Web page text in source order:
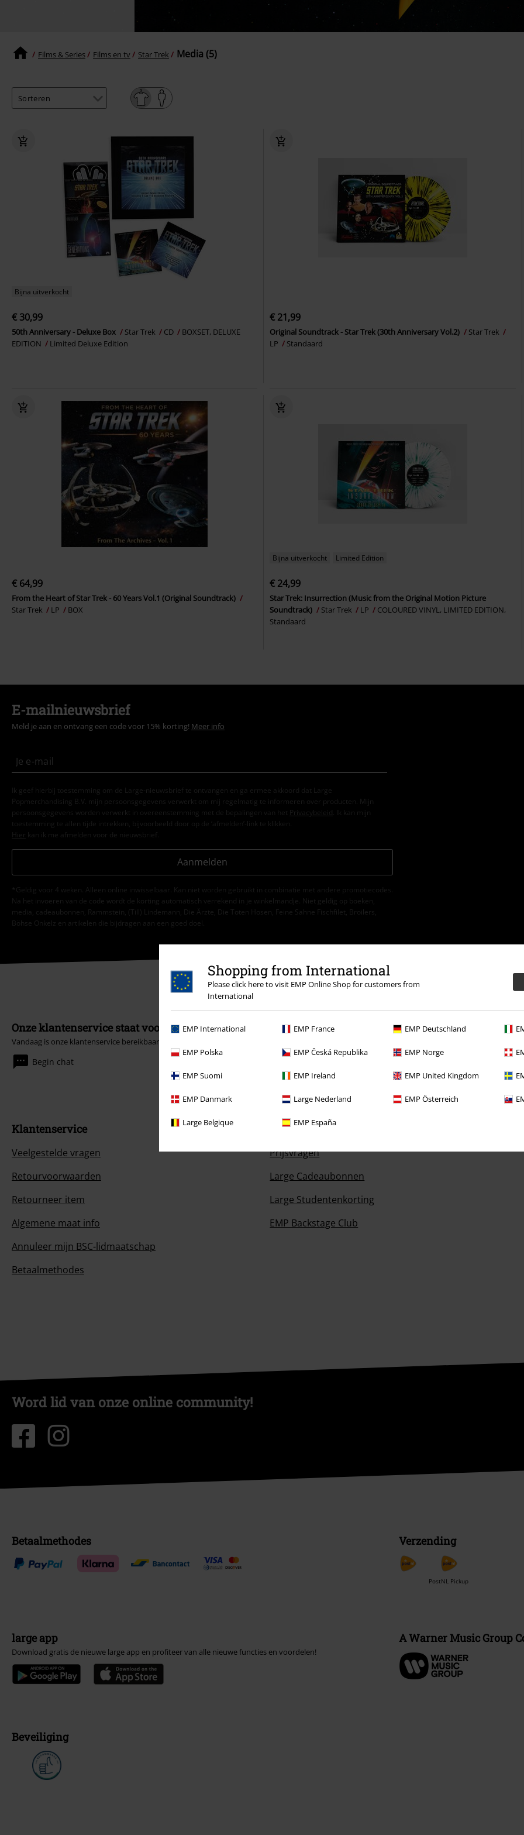
Shopping from International
Please click here to visit EMP Online Shop for customers from
International
EMP International EMP France EMP Deutschland
EMP Polska EMP Česká Republika EMP Norge
EMP Suomi EMP Ireland EMP United Kingdom
EMP Danmark Large Nederland EMP Österreich
Large Belgique EMP España
Films & Series Films en tv Star Trek Media (5)
Bijna uitverkocht
€ 30,99
50th Anniversary - Deluxe Box Star Trek CD
BOXSET, DELUXE
EDITION
Limited Deluxe Edition
€ 21,99
Original Soundtrack - Star Trek (30th Anniversary Vol.2)
Star Trek
LP
Standaard
€ 64,99
From the Heart of Star Trek - 60 Years Vol.1 (Original Soundtrack)
Star Trek
LP BOX
Bijna uitverkocht Limited Edition
€ 24,99
Star Trek: Insurrection (Music from the Original Motion Picture
Soundtrack)
Star Trek LP
COLOURED VINYL, LIMITED EDITION,
Standaard
E-mailnieuwsbrief
Meld je aan en ontvang een code voor 15% korting! Meer info
Ik geef hierbij toestemming om de Large-nieuwsbrief te ontvangen en ga ermee akkoord dat Large
Popmerchandising B.V. mijn persoonsgegevens verwerkt om mij regelmatig te informeren over producten. Mijn
persoonsgegevens worden verwerkt in overeenstemming met de bepalingen van het
Privacybeleid . Ik kan mijn
toestemming te allen tijde intrekken, bijvoorbeeld door op de ‘afmelden’-link te klikken.
Hier kan ik me afmelden voor de nieuwsbrief.
Aanmelden
*Geldig voor 4 weken. Alleen online inwisselbaar. Kan niet worden gebruikt in combinatie met andere promotiecodes.
Na het invoeren van de code wordt de korting automatisch verrekend in je winkelmandje. Niet geldig op boeken,
media, cadeaubonnen, Rammstein, (Till) Lindemann, Die Ärzte, Die Toten Hosen, Feine Sahne Fischfilet, Broilers,
Böhse Onkelz en artikelen die bijdragen aan een goed doel.
Onze klantenservice staat voor je klaar
Vandaag is onze klantenservice bereikbaar van 09:00 tot 17:00.
Begin chat
Klantenservice
Veelgestelde vragen
Retourvoorwaarden
Retourneer item
Algemene maat info
Annuleer mijn BSC-lidmaatschap
Betaalmethodes
Overige acties
Prijsvragen
Large Cadeaubonnen
Large Studentenkorting
EMP Backstage Club
Word lid van onze online community!
Betaalmethodes Verzending
PostNL Pickup
large app
Download gratis de nieuwe large app en profiteer van alle nieuwe functies en voordelen!
A Warner Music Group
Beveiliging